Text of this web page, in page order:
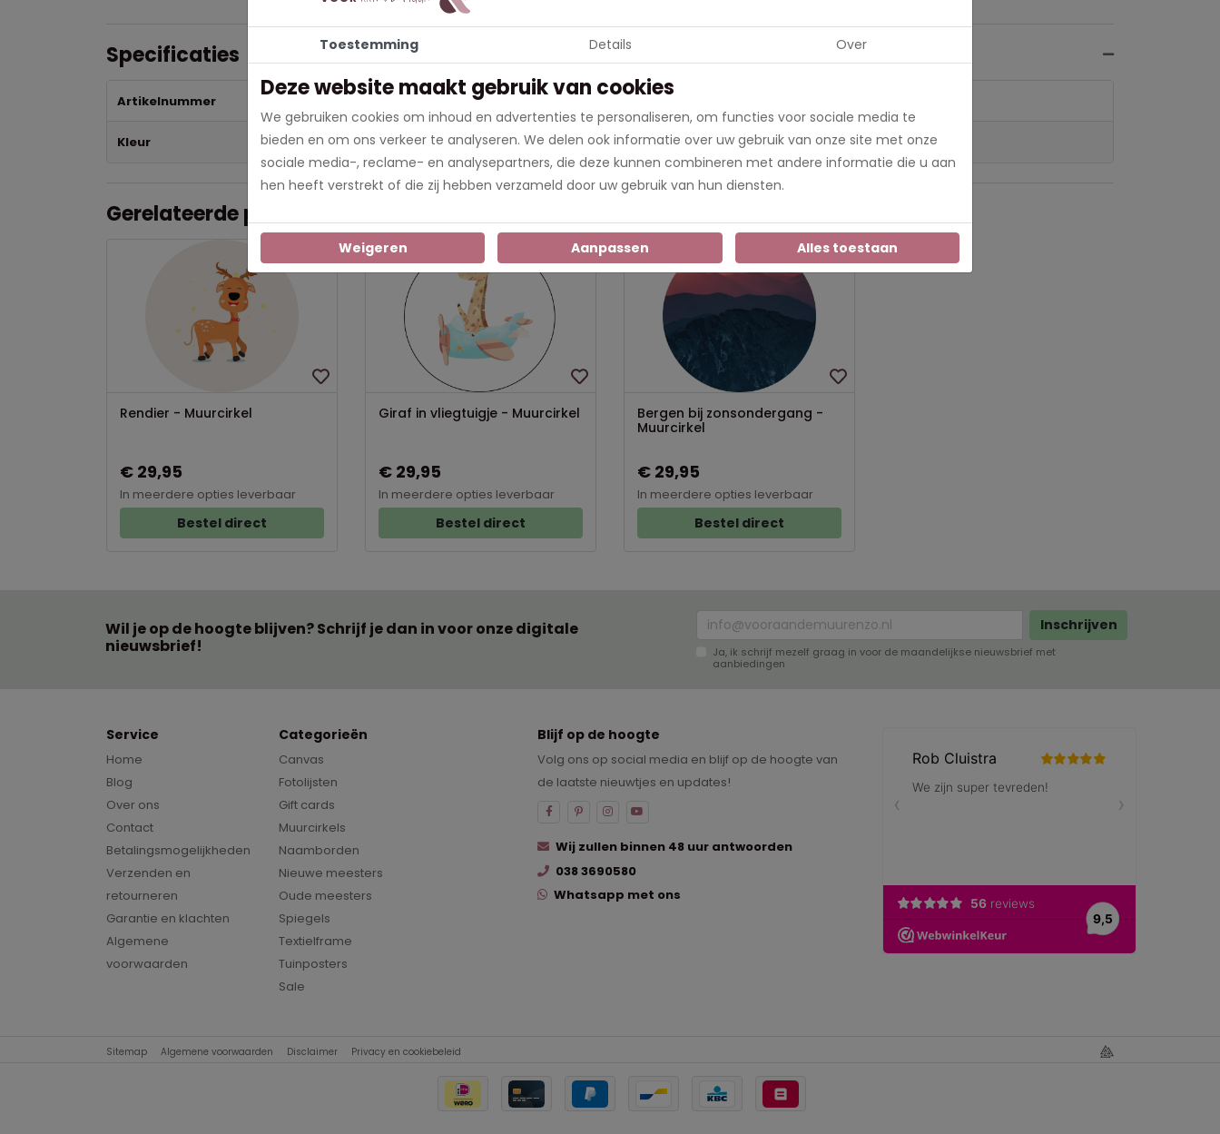
Specificaties
Artikelnummer
Kleur Blauw, Bruin, Groen, Roze, Wit, Beige, Lila, Mintgroen
Gerelateerde producten
Rendier - Muurcirkel
€ 29,95
In meerdere opties leverbaar
Bestel direct
Nieuw
Giraf in vliegtuigje - Muurcirkel
€ 29,95
In meerdere opties leverbaar
Bestel direct
Bergen bij zonsondergang -
Muurcirkel
€ 29,95
In meerdere opties leverbaar
Bestel direct
Wil je op de hoogte blijven? Schrijf je dan in voor onze digitale
nieuwsbrief!
Inschrijven
Ja, ik schrijf mezelf graag in voor de maandelijkse nieuwsbrief met
aanbiedingen
Service
Home
Blog
Over ons
Contact
Betalingsmogelijkheden
Verzenden en
retourneren
Garantie en klachten
Algemene
voorwaarden
Categorieën
Canvas
Fotolijsten
Gift cards
Muurcirkels
Naamborden
Nieuwe meesters
Oude meesters
Spiegels
Textielframe
Tuinposters
Sale
Blijf op de hoogte
Volg ons op social media en blijf op de hoogte van
de laatste nieuwtjes en updates!
Wij zullen binnen 48 uur antwoorden
038 3690580
Whatsapp met ons
Sitemap Algemene voorwaarden Disclaimer Privacy en cookiebeleid
Toestemming Details Over
Deze website maakt gebruik van cookies
We gebruiken cookies om inhoud en advertenties te personaliseren, om functies voor sociale media te
bieden en om ons verkeer te analyseren. We delen ook informatie over uw gebruik van onze site met onze
sociale media-, reclame- en analysepartners, die deze kunnen combineren met andere informatie die u aan
hen heeft verstrekt of die zij hebben verzameld door uw gebruik van hun diensten.
Weigeren Aanpassen Alles toestaan